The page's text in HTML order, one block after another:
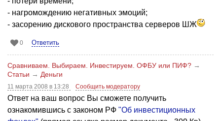
- нагромождению негативных эмоций;
- засорению дискового пространства серверов ШЖ
0 Ответить
Сравниваем. Выбираем. Инвестируем. ОФБУ или ПИФ? →
Статьи → Деньги
11 марта 2008 в 13:28 Сообщить модератору
Ответ на ваш вопрос Вы сможете получить
ознакомившись с законом РФ "Об инвестиционных